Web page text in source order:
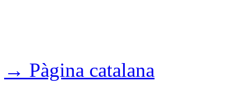
→ Pàgina catalana